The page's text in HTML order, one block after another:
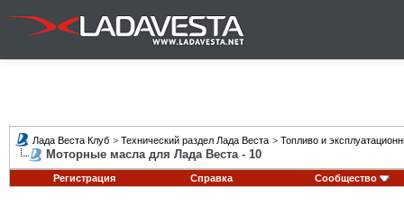
Лада Веста Клуб > Технический раздел Лада Веста > Топливо и
Моторные масла для Лада Веста - 10
Регистрация Справка Сообщество